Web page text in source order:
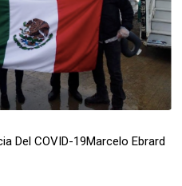
Del COVID-19Marcelo Ebrard